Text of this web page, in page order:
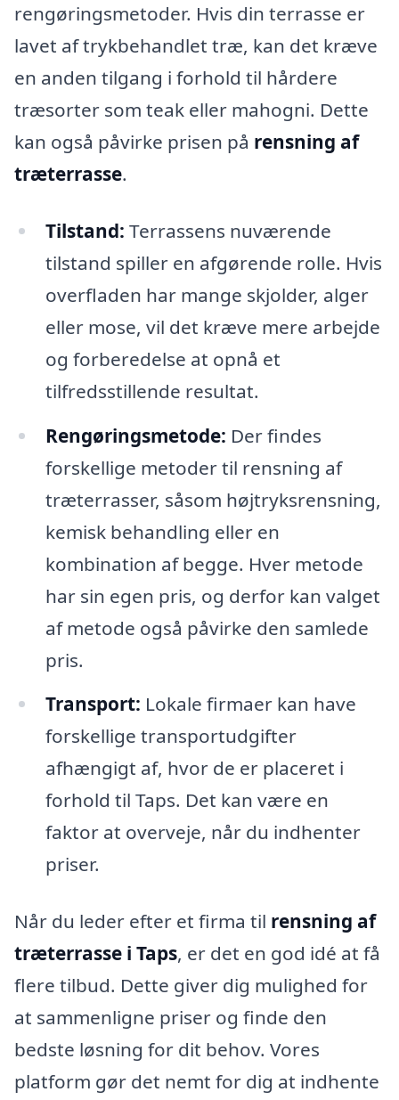
rengøringsmetoder. Hvis din terrasse er
lavet af trykbehandlet træ, kan det kræve
en anden tilgang i forhold til hårdere
træsorter som teak eller mahogni. Dette
kan også påvirke prisen på rensning af
træterrasse.
Tilstand: Terrassens nuværende
tilstand spiller en afgørende rolle. Hvis
overfladen har mange skjolder, alger
eller mose, vil det kræve mere arbejde
og forberedelse at opnå et
tilfredsstillende resultat.
Rengøringsmetode: Der findes
forskellige metoder til rensning af
træterrasser, såsom højtryksrensning,
kemisk behandling eller en
kombination af begge. Hver metode
har sin egen pris, og derfor kan valget
af metode også påvirke den samlede
pris.
Transport: Lokale firmaer kan have
forskellige transportudgifter
afhængigt af, hvor de er placeret i
forhold til Taps. Det kan være en
faktor at overveje, når du indhenter
priser.
Når du leder efter et firma til rensning af
træterrasse i Taps, er det en god idé at få
flere tilbud. Dette giver dig mulighed for
at sammenligne priser og finde den
bedste løsning for dit behov. Vores
platform gør det nemt for dig at indhente